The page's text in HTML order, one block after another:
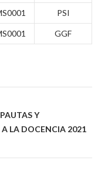
PSI
GGF
Y
LA DOCENCIA 2021